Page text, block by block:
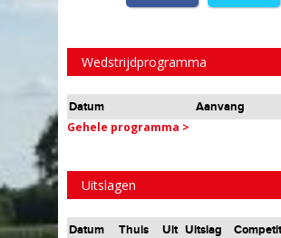
Wedstrijdprogramma
Datum Aanvang
Gehele programma >
Uitslagen
Datum Thuis Uit Uitslag